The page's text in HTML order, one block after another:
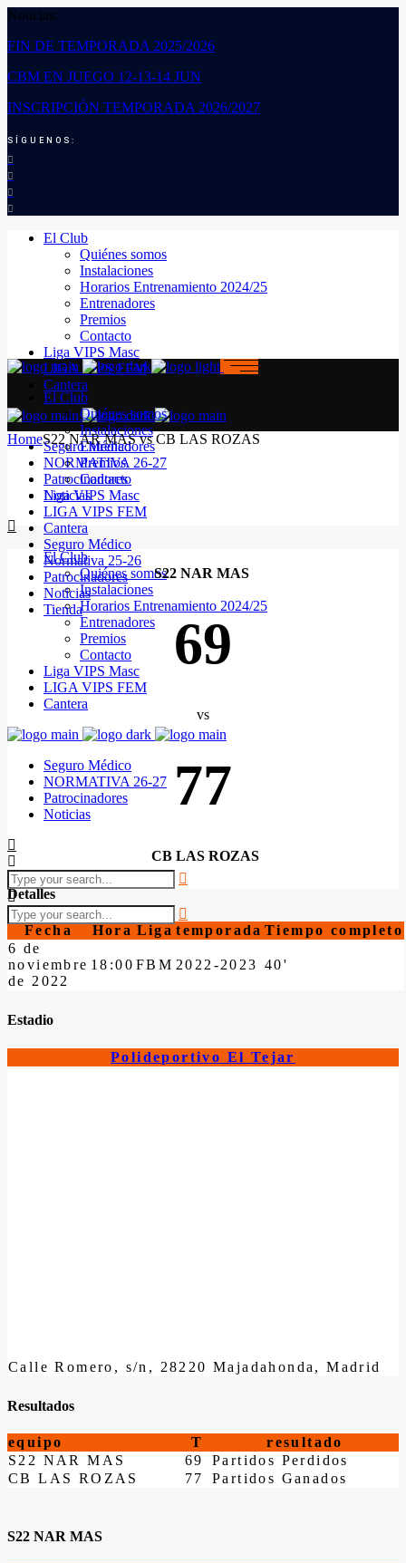
Noticias:
FIN DE TEMPORADA 2025/2026
CBM EN JUEGO 12-13-14 JUN
INSCRIPCIÓN TEMPORADA 2026/2027
SÍGUENOS:
El Club
Quiénes somos
Instalaciones
Horarios Entrenamiento 2024/25
Entrenadores
Premios
Contacto
Liga VIPS Masc
LIGA VIPS FEM
Cantera
Seguro Médico
NORMATIVA 26-27
Patrocinadores
Noticias
El Club
Quiénes somos
Instalaciones
Horarios Entrenamiento 2024/25
Entrenadores
Premios
Contacto
Liga VIPS Masc
LIGA VIPS FEM
Cantera
Seguro Médico
NORMATIVA 26-27
Patrocinadores
Noticias
El Club
Quiénes somos
Instalaciones
Entrenadores
Premios
Contacto
Liga VIPS Masc
LIGA VIPS FEM
Cantera
Seguro Médico
Normativa 25-26
Patrocinadores
Noticias
Tienda
HomeS22 NAR MAS vs CB LAS ROZAS
S22 NAR MAS
69
vs
77
CB LAS ROZAS
Detalles
Fecha Hora Liga temporada Tiempo completo
6 de
noviembre
de 2022
18:00 FBM 2022-2023 40'
Estadio
Polideportivo El Tejar
Calle Romero, s/n, 28220 Majadahonda, Madrid
Resultados
equipo T
resultado
S22 NAR MAS
69
Partidos Perdidos
CB LAS ROZAS
77 Partidos Ganados
S22 NAR MAS